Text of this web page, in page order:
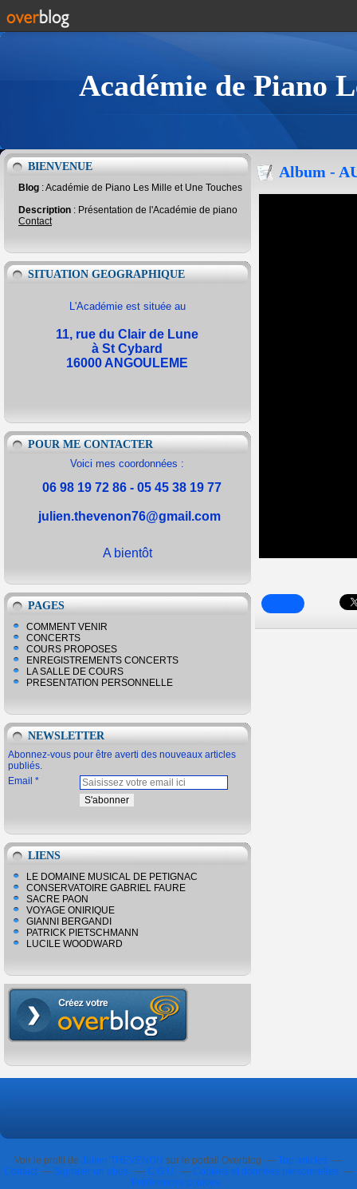
Académie de Piano
BIENVENUE
Blog : Académie de Piano Les Mille et Une Touches
Description : Présentation de l'Académie de piano
Contact
SITUATION GEOGRAPHIQUE
L'Académie est située au
11, rue du Clair de Lune
à St Cybard
16000 ANGOULEME
POUR ME CONTACTER
Voici mes coordonnées :
06 98 19 72 86 - 05 45 38 19 77
julien.thevenon76@gmail.com
A bientôt
PAGES
COMMENT VENIR
CONCERTS
COURS PROPOSES
ENREGISTREMENTS CONCERTS
LA SALLE DE COURS
PRESENTATION PERSONNELLE
NEWSLETTER
Abonnez-vous pour être averti des nouveaux articles
publiés.
Email
LIENS
LE DOMAINE MUSICAL DE PETIGNAC
CONSERVATOIRE GABRIEL FAURE
SACRE PAON
VOYAGE ONIRIQUE
GIANNI BERGANDI
PATRICK PIETSCHMANN
LUCILE WOODWARD
Album -
Voir le profil deJulien THEVENON sur le portail Overblog
Top articles
Contact
Signaler un abus C.G.U.
Cookies et données personnelles
Préférences cookies